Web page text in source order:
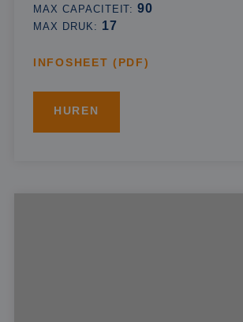
MAX CAPACITEIT:90
MAX DRUK: 17
INFOSHEET (PDF)
HUREN